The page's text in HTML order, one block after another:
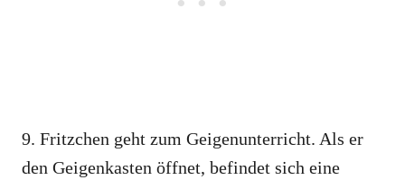
9. Fritzchen geht zum Geigenunterricht. Als er
den Geigenkasten öffnet, befindet sich eine